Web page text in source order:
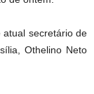
atual secretário de
Othelino Neto